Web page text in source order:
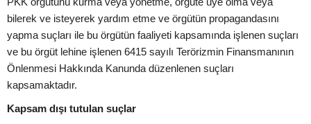
bilerek ve isteyerek yardım etme ve örgütün propagandasını
yapma suçları ile bu örgütün faaliyeti kapsamında işlenen suçları
ve bu örgüt lehine işlenen 6415 sayılı Terörizmin Finansmanının
Önlenmesi Hakkında Kanunda düzenlenen suçları
kapsamaktadır.
Kapsam dışı tutulan suçlar